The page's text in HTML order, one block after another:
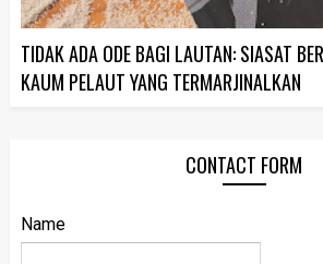
TIDAK ADA ODE BAGI LAUTAN: SIASAT
KAUM PELAUT YANG TERMARJINALKAN
CONTACT FORM
Name